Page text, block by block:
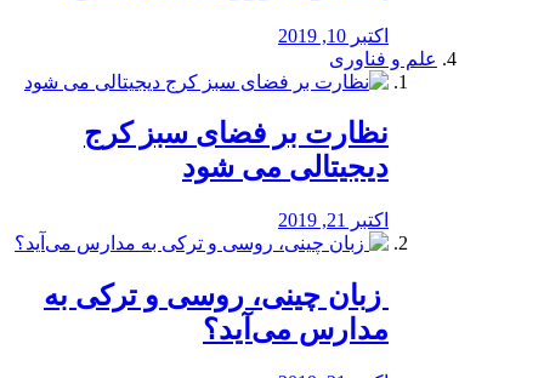
اکتبر 10, 2019
علم و فناوری
نظارت بر فضای سبز کرج
دیجیتالی می شود
اکتبر 21, 2019
️ زبان چینی، روسی و ترکی به
مدارس می‌آید؟